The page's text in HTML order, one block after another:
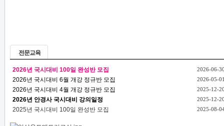
전문교육
2026년 국시대비 100일 완성반 모집 2026-06-
2026년 국시대비 6월 개강 정규반 모집 2026-05-
2026년 국시대비 4월 개강 정규반 모집 2025-12-
2026년 안경사 국시대비 강의일정 2025-12-
2025년 국시대비 100일 완성반 모집 2025-08-